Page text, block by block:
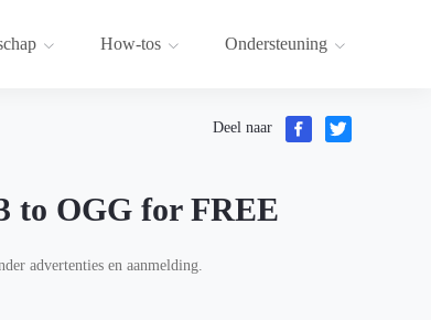
How-tos Ondersteuning
Deel naar
to OGG for FREE
advertenties en aanmelding.